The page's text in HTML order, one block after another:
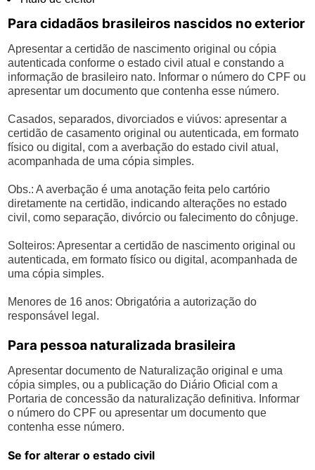
Para cidadãos brasileiros nascidos no exterior
Apresentar a certidão de nascimento original ou cópia
autenticada conforme o estado civil atual e constando a
informação de brasileiro nato. Informar o número do CPF ou
apresentar um documento que contenha esse número.
Casados, separados, divorciados e viúvos: apresentar a
certidão de casamento original ou autenticada, em formato
físico ou digital, com a averbação do estado civil atual,
acompanhada de uma cópia simples.
Obs.: A averbação é uma anotação feita pelo cartório
diretamente na certidão, indicando alterações no estado
civil, como separação, divórcio ou falecimento do cônjuge.
Solteiros: Apresentar a certidão de nascimento original ou
autenticada, em formato físico ou digital, acompanhada de
uma cópia simples.
Menores de 16 anos: Obrigatória a autorização do
responsável legal.
Para pessoa naturalizada brasileira
Apresentar documento de Naturalização original e uma
cópia simples, ou a publicação do Diário Oficial com a
Portaria de concessão da naturalização definitiva. Informar
o número do CPF ou apresentar um documento que
contenha esse número.
Se for alterar o estado civil